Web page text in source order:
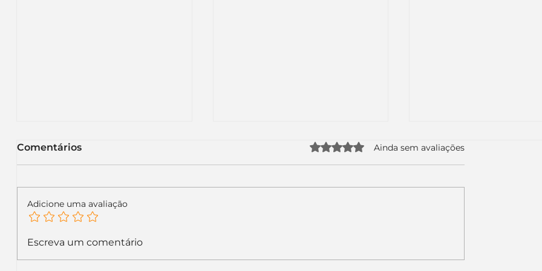
KFC renova sua
Comentários Avaliado com 0 de 5 estrelas.
Ainda sem avaliações
Adicione uma avaliação
Escreva um comentário